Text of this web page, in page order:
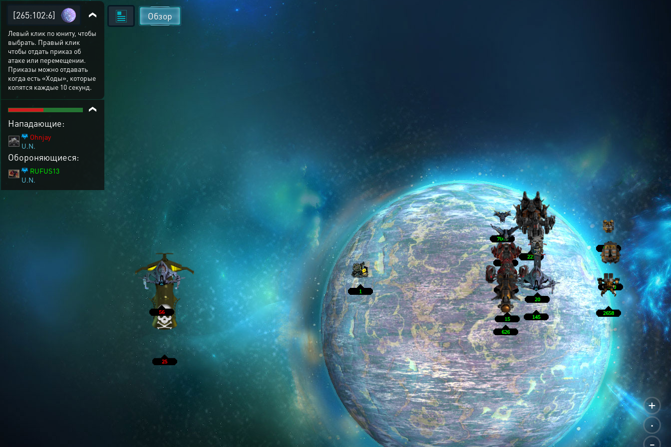
+
.
-
Обзор
[265:102:6]
Левый клик по юниту, чтобы
выбрать. Правый клик
чтобы отдать приказ об
атаке или перемещении.
Приказы можно отдавать
когда есть «Ходы», которые
копятся каждые 10 секунд.
Нападающие:
Ohnjay
U.N.
Обороняющиеся:
RUFUS13
U.N.